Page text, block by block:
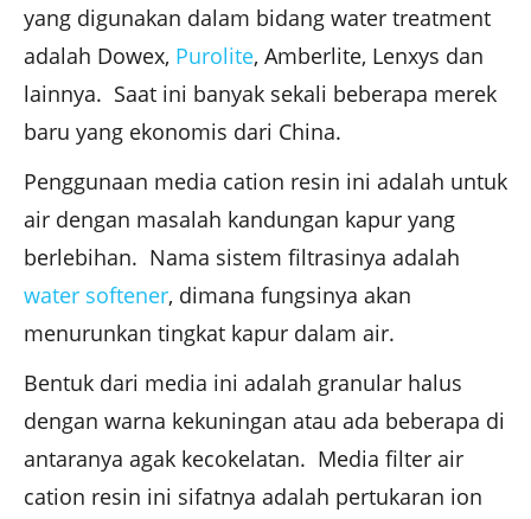
yang digunakan dalam bidang water treatment
adalah Dowex, Purolite, Amberlite, Lenxys dan
lainnya. Saat ini banyak sekali beberapa merek
baru yang ekonomis dari China.
Penggunaan media cation resin ini adalah untuk
air dengan masalah kandungan kapur yang
berlebihan. Nama sistem filtrasinya adalah
water softener, dimana fungsinya akan
menurunkan tingkat kapur dalam air.
Bentuk dari media ini adalah granular halus
dengan warna kekuningan atau ada beberapa di
antaranya agak kecokelatan. Media filter air
cation resin ini sifatnya adalah pertukaran ion